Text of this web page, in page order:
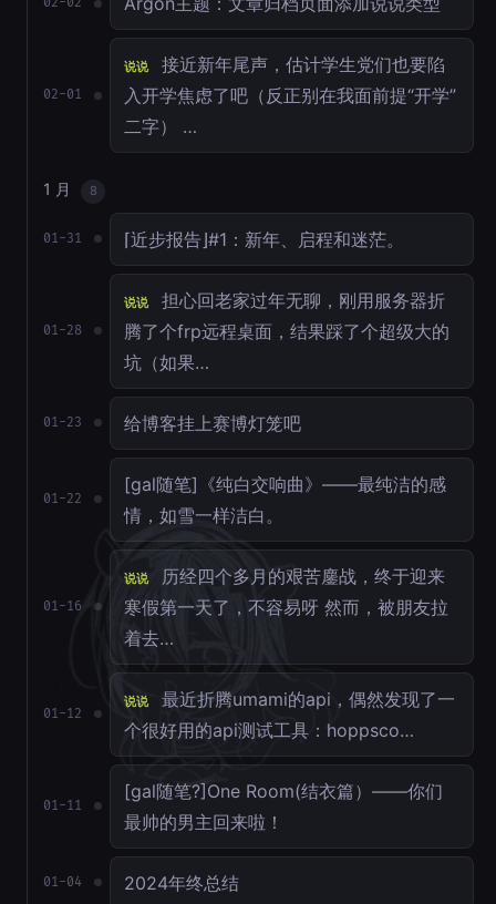
02-01
说说
接近新年尾声，估计学生党们也要陷
入开学焦虑了吧（反正别在我面前提“开学”
二字） …
1 月 8
01-31 ⌈近步报告⌋#1：新年、启程和迷茫。
01-28
说说
担心回老家过年无聊，刚用服务器折
腾了个frp远程桌面，结果踩了个超级大的
坑（如果…
01-23 给博客挂上赛博灯笼吧
01-22
[gal随笔]《纯白交响曲》——最纯洁的感
情，如雪一样洁白。
01-16
说说
历经四个多月的艰苦鏖战，终于迎来
寒假第一天了，不容易呀 然而，被朋友拉
着去…
01-12
说说
最近折腾umami的api，偶然发现了一
个很好用的api测试工具：hoppsco…
01-11
[gal随笔?]One Room(结衣篇）——你们
最帅的男主回来啦！
01-04 2024年终总结